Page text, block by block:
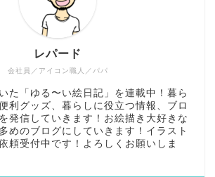
会社員／アイコン職人／パパ
レパード
た「ゆる〜い絵日記」を連載中！暮ら
利グッズ、暮らしに役立つ情報、ブロ
発信していきます！お絵描き大好きな
めのブログにしていきます！イラスト
頼受付中です！よろしくお願いしま